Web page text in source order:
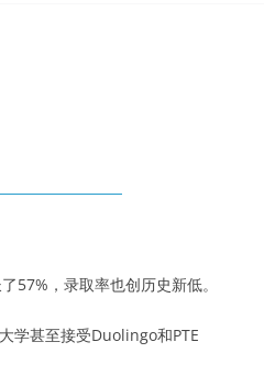
57%，录取率也创历史新低。
学甚至接受Duolingo和PTE